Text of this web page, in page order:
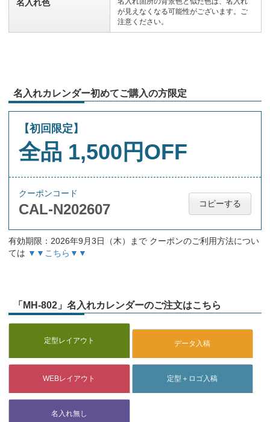
名入れ色
が見えなくなる可能性がございます。ご
注意ください。
名入れカレンダー初めてご購入の方限定
【初回限定】
全品 1,500円OFF
クーポンコード
CAL-N202607 コピーする
有効期限：2026年9月3日（木）まで クーポンのご利用方法につい
ては ▼▼こちら▼▼
「MH-802」名入れカレンダーのご注文はこちら